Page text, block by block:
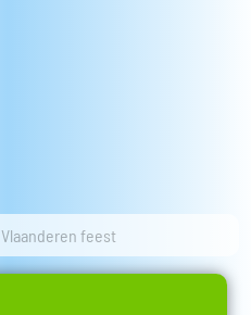
Vlaanderen feest